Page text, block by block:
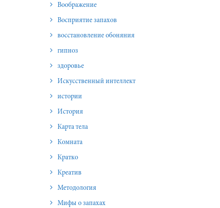
Воображение
Восприятие запахов
восстановление обоняния
гипноз
здоровье
Искусственный интеллект
истории
История
Карта тела
Комната
Кратко
Креатив
Методология
Мифы о запахах